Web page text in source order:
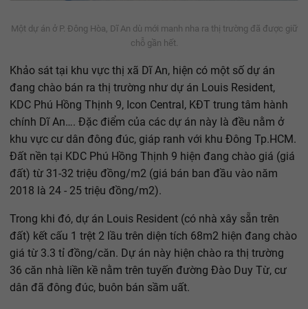
Một dự án ở P. Đông Hòa, Dĩ An dù mới manh nha ra thị trường đã được giữ
chỗ gần hết.
Khảo sát tại khu vực thị xã Dĩ An, hiện có một số dự án
đang chào bán ra thị trường như dự án Louis Resident,
KDC Phú Hồng Thịnh 9, Icon Central, KĐT trung tâm hành
chính Dĩ An…. Đặc điểm của các dự án này là đều nằm ở
khu vực cư dân đông đúc, giáp ranh với khu Đông Tp.HCM.
Đất nền tại KDC Phú Hồng Thịnh 9 hiện đang chào giá (giá
đất) từ 31-32 triệu đồng/m2 (giá bán ban đầu vào năm
2018 là 24 - 25 triệu đồng/m2).
Trong khi đó, dự án Louis Resident (có nhà xây sẵn trên
đất) kết cấu 1 trệt 2 lầu trên diện tích 68m2 hiện đang chào
giá từ 3.3 tỉ đồng/căn. Dự án này hiện chào ra thị trường
36 căn nhà liền kề nằm trên tuyến đường Đào Duy Từ, cư
dân đã đông đúc, buôn bán sầm uất.